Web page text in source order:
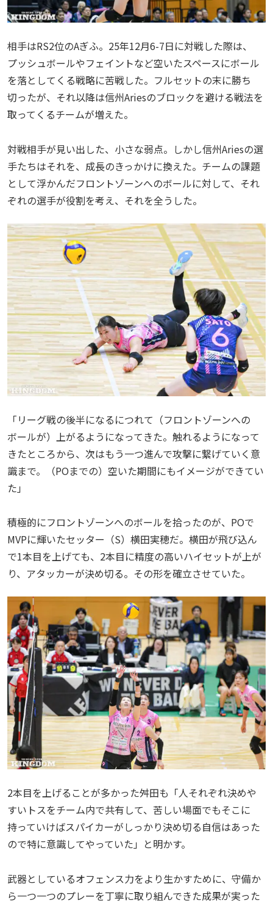
相手はRS2位のAぎふ。25年12月6-7日に対戦した際は、
プッシュボールやフェイントなど空いたスペースにボール
を落としてくる戦略に苦戦した。フルセットの末に勝ち
切ったが、それ以降は信州Ariesのブロックを避ける戦法を
取ってくるチームが増えた。
対戦相手が見い出した、小さな弱点。しかし信州Ariesの選
手たちはそれを、成長のきっかけに換えた。チームの課題
として浮かんだフロントゾーンへのボールに対して、それ
ぞれの選手が役割を考え、それを全うした。
「リーグ戦の後半になるにつれて（フロントゾーンへの
ボールが）上がるようになってきた。触れるようになって
きたところから、次はもう一つ進んで攻撃に繋げていく意
識まで。（POまでの）空いた期間にもイメージができてい
た」
積極的にフロントゾーンへのボールを拾ったのが、POで
MVPに輝いたセッター（S）横田実穂だ。横田が飛び込ん
で1本目を上げても、2本目に精度の高いハイセットが上が
り、アタッカーが決め切る。その形を確立させていた。
2本目を上げることが多かった舛田も「人それぞれ決めや
すいトスをチーム内で共有して、苦しい場面でもそこに
持っていけばスパイカーがしっかり決め切る自信はあった
ので特に意識してやっていた」と明かす。
武器としているオフェンス力をより生かすために、守備か
ら一つ一つのプレーを丁寧に取り組んできた成果が実った